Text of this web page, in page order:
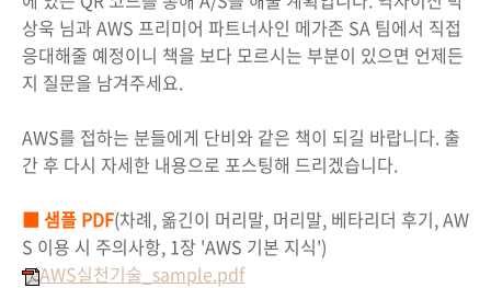
상욱 님과 AWS 프리미어 파트너사인 메가존 SA 팀에서 직접
응대해줄 예정이니 책을 보다 모르시는 부분이 있으면 언제든
지 질문을 남겨주세요.
AWS를 접하는 분들에게 단비와 같은 책이 되길 바랍니다. 출
간 후 다시 자세한 내용으로 포스팅해 드리겠습니다.
■ 샘플 PDF(차례, 옮긴이 머리말, 머리말, 베타리더 후기, AW
S 이용 시 주의사항, 1장 'AWS 기본 지식')
AWS실천기술_sample.pdf